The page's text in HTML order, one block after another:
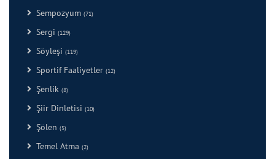
Sempozyum (71)
Sergi (129)
Söyleşi (119)
Sportif Faaliyetler (12)
Şenlik (8)
Şiir Dinletisi (10)
Şölen (5)
Temel Atma (2)